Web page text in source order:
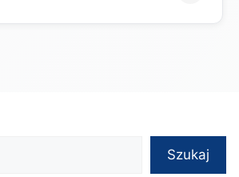
Szukaj